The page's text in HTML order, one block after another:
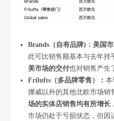
Brands（自有品牌)：美国
此可比销售额基本与去年持
美市场的交付也对销售产生
Frilufts（多品牌零售）：本
挪威以外的其他北欧市场销
场的实体店销售均有所增长
市场仍处于亏损状态，但因